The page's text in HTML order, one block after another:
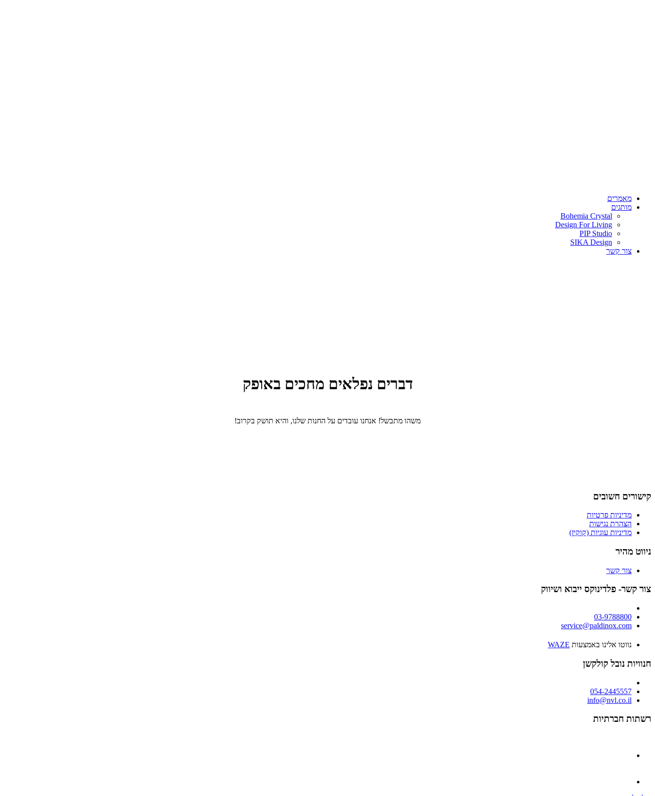
מאמרים
מותגים
Bohemia Crystal
Design For Living
PIP Studio
SIKA Design
צור קשר
דברים נפלאים מחכים באופק
משהו מתבשל! אנחנו עובדים על החנות שלנו, והיא תושק בקרוב!
קישורים חשובים
מדיניות פרטיות
הצהרת נגישות
מדיניות עוגיות (קוקיז)
ניווט מהיר
צור קשר
צור קשר- פלדינוקס ייבוא ושיווק
03-9788800
service@paldinox.com
נווטו אלינו באמצעות WAZE
חנוויות נובל קולקשן
054-2445557
info@nvl.co.il
רשתות חברתיות